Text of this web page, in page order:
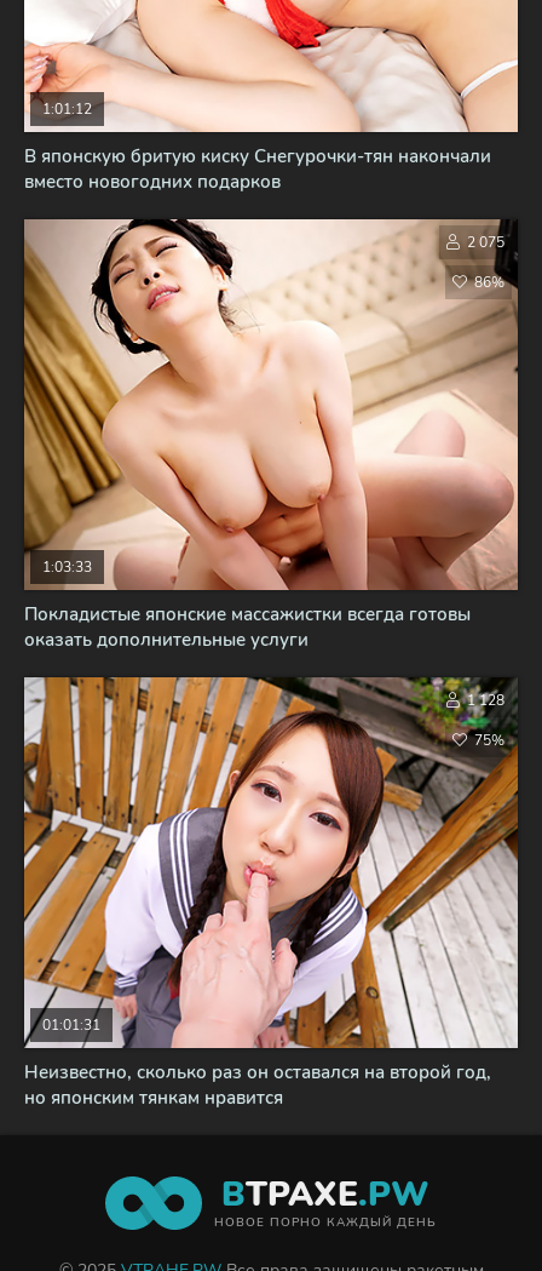
В японскую бритую киску Снегурочки-тян накончали
вместо новогодних подарков
1:01:12
Покладистые японские массажистки всегда готовы
оказать дополнительные услуги
1:03:33
2 075
86%
Неизвестно, сколько раз он оставался на второй год,
но японским тянкам нравится
01:01:31
1 128
75%
ВТРАХЕ.PW
НОВОЕ ПОРНО КАЖДЫЙ ДЕНЬ